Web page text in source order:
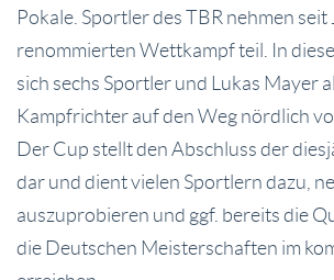
Pokale. Sportler des TBR nehmen seit
renommierten Wettkampf teil. In
sich sechs Sportler und Lukas Mayer
Kampfrichter auf den Weg nördlich
Der Cup stellt den Abschluss der
dar und dient vielen Sportlern dazu,
auszuprobieren und ggf. bereits die
die Deutschen Meisterschaften im